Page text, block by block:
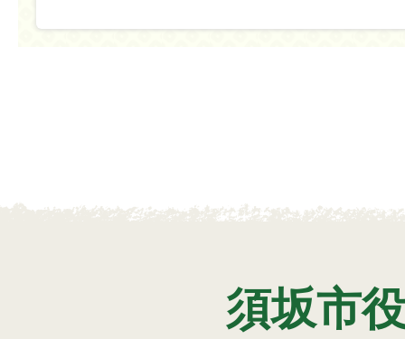
須坂市